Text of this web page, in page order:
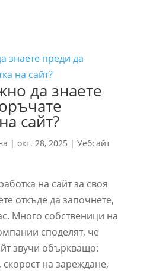
да знаете
сайт?
| окт. 28, 2025 | Уебсайт
на сайт за своя
откъде да започнете,
Много собственици на
споделят, че
звучи объркващо:
на зареждане,